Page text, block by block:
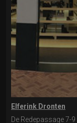
Elferink Dronten
De Redepassage 7-9